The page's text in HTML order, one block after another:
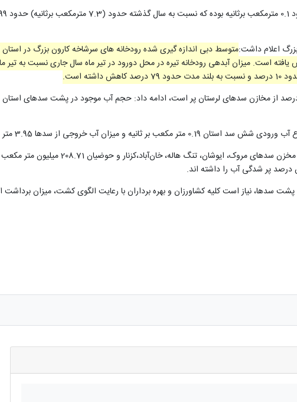
اعلام داشت:
خروجی از سدها 3.95 متر مکعب برثانیه می باشد.
نیاز است کلیه کشاورزان و بهره برداران با رعایت الگوی کشت، میزان برداشت از